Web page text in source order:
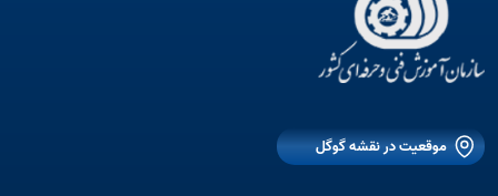
Open
Open
موقعیت در نقشه گوگل